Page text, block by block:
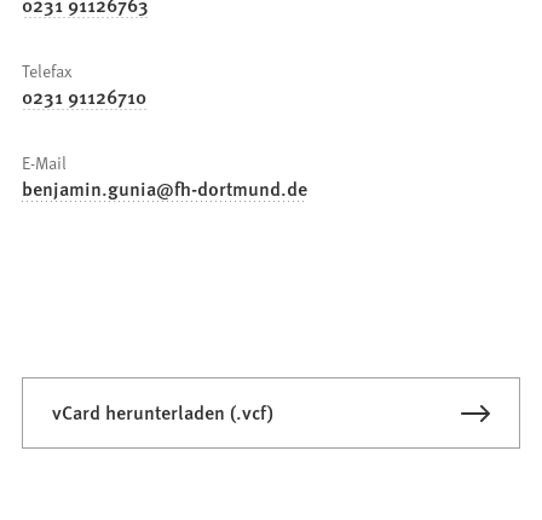
Telefax
0231 91126710
E-Mail
benjamin.gunia fh-dortmund de
vCard herunterladen (.vcf)